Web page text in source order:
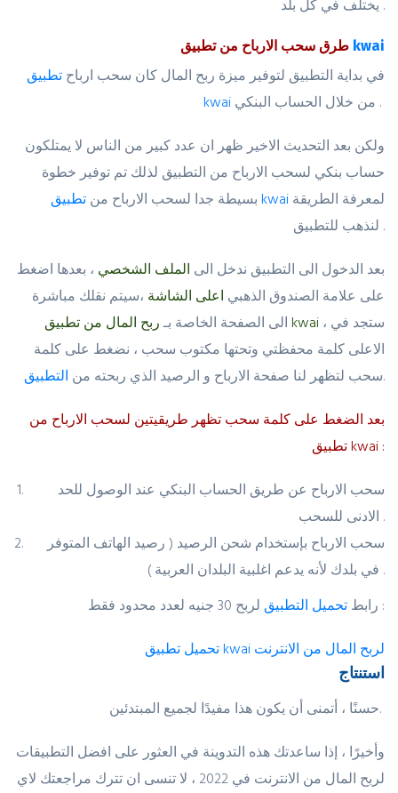
يختلف في كل بلد .
kwai
في بداية التطبيق لتوفير ميزة ربح المال كان سحب ارباح تطبيق
kwai
من خلال الحساب البنكي .
ولكن بعد التحديث الاخير ظهر ان عدد كبير من الناس لا يمتلكون
حساب بنكي لسحب الارباح من التطبيق لذلك تم توفير خطوة
بسيطة جدا لسحب الارباح من تطبيق kwai
لنذهب للتطبيق .
بعد الدخول الى التطبيق ندخل الى الملف الشخصي ، بعدها اضغط
على علامة الصندوق الذهبي اعلى الشاشة ،سيتم نقلك مباشرة
الى الصفحة الخاصة بـ ربح المال من تطبيق kwai ، ستجد في
الاعلى كلمة محفظتي وتحتها مكتوب سحب ، نضغط على كلمة
سحب لتظهر لنا صفحة الارباح و الرصيد الذي ربحته من التطبيق .
بعد الضغط على كلمة سحب تظهر طريقيتين لسحب الارباح من
تطبيق kwai :
سحب الارباح عن طريق الحساب البنكي عند الوصول للحد
الادنى للسحب .
سحب الارباح بإستخدام شحن الرصيد ( رصيد الهاتف المتوفر
في بلدك لأنه يدعم اغلبية البلدان العربية ) .
رابط تحميل التطبيق لربح 30 جنيه لعدد محدود فقط :
تحميل تطبيق kwai لربح المال من الانترنت
استنتاج
حسنًا ، أتمنى أن يكون هذا مفيدًا لجميع المبتدئين.
وأخيرًا ، إذا ساعدتك هذه التدوينة في العثور على افضل التطبيقات
لربح المال من الانترنت في 2022 ، لا تنسى ان تترك مراجعتك لاي